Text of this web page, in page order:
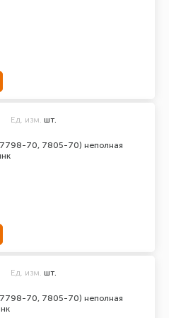
70, 7805-70) неполная
Ед. изм. шт.
70, 7805-70) неполная
Ед. изм. шт.